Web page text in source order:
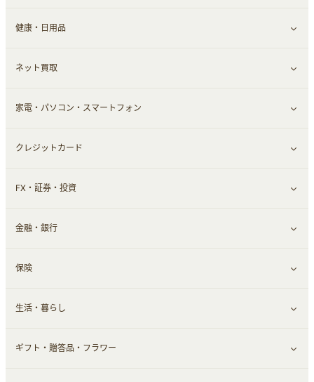
インナー・下着
スーツ・フォーマル
グルメ
お酒
食材宅配
ウォーターサーバー
すべて見る
ヘアケア
エステ・サロン
メンズ美容
健康・日用品
すべて見る
スポーツ・フィットネス
日用品・薬局・からだ
ネット買取
すべて見る
ネット買取
家電・パソコン・スマートフォン
すべて見る
家電・パソコン・ソフトウェア
通信・レンタルサーバー
スマホ・携帯電話・SIM
定額制有料コンテンツ
クレジットカード
すべて見る
クレジットカード
FX・証券・投資
すべて見る
証券
仮想通貨
金融・銀行
銀行・ネット銀行
キャッシング・ローン
保険
すべて見る
保険相談・面談
生活・暮らし
すべて見る
ギフト・贈答品・フラワー